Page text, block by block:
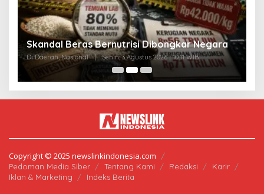
Skandal Beras Bernutrisi Dibongkar Negara
Di Daerah, Nasional | Senin, 3 Agustus 2026 | 10:11 WIB
Copyright © 2025 newslinkindonesia.com
Pedoman Media Siber Tentang Kami Redaksi
Karir
Iklan & Marketing
Indeks Berita